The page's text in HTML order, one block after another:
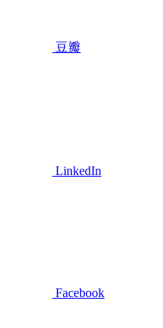
豆瓣
LinkedIn
Facebook